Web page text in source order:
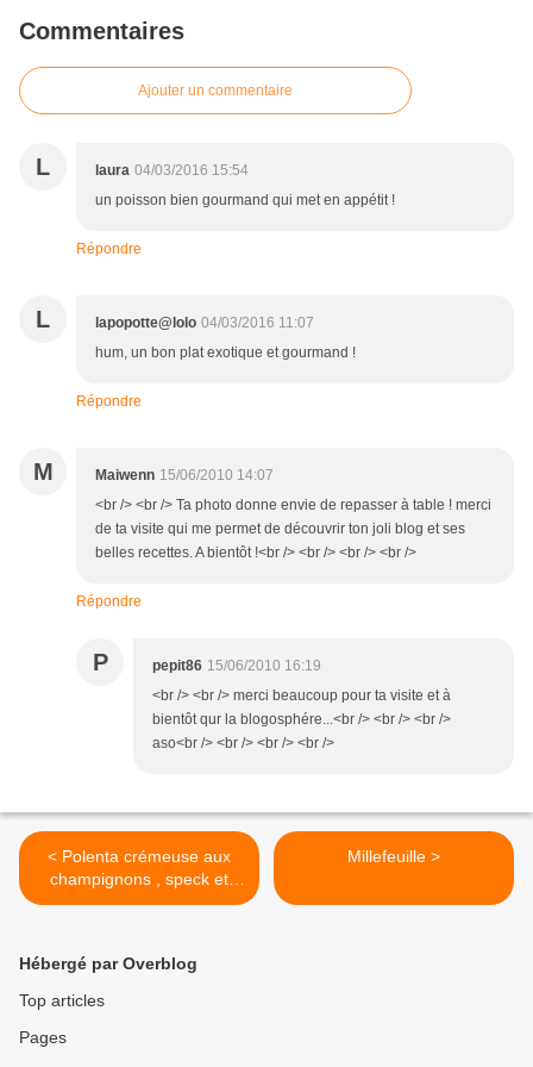
Commentaires
Ajouter un commentaire
L laura 04/03/2016 15:54
un poisson bien gourmand qui met en appétit !
Répondre
L lapopotte@lolo 04/03/2016 11:07
hum, un bon plat exotique et gourmand !
Répondre
M Maiwenn 15/06/2010 14:07
<br /> <br /> Ta photo donne envie de repasser à table ! merci
de ta visite qui me permet de découvrir ton joli blog et ses
belles recettes. A bientôt !<br /> <br /> <br /> <br />
Répondre
P pepit86 15/06/2010 16:19
<br /> <br /> merci beaucoup pour ta visite et à
bientôt qur la blogosphére...<br /> <br /> <br />
aso<br /> <br /> <br /> <br />
< Polenta crémeuse aux
champignons , speck et
fromage de brebis
Millefeuille >
Hébergé par Overblog
Top articles
Pages